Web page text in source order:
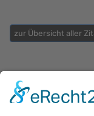
zur Übersicht aller